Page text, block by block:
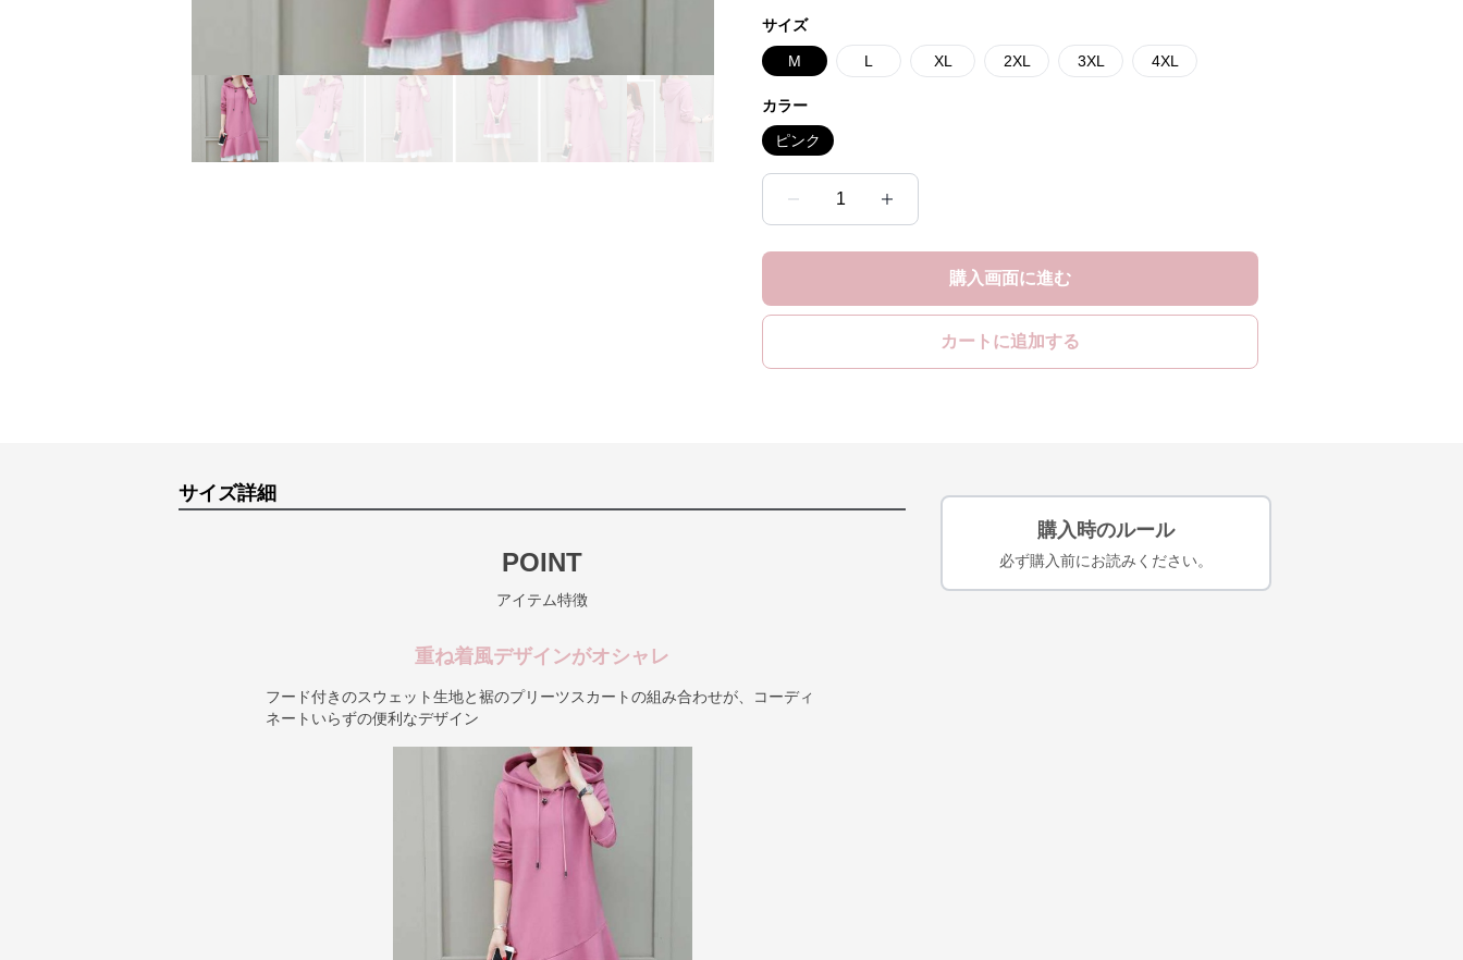
サイズ
M L XL 2XL 3XL 4XL
カラー
ピンク
1
購入画面に進む
カートに追加する
サイズ詳細
POINT
アイテム特徴
重ね着風デザインがオシャレ
フード付きのスウェット生地と裾のプリーツスカートの組み合わせが、コーディ
ネートいらずの便利なデザイン
購入時のルール
必ず購入前にお読みください。